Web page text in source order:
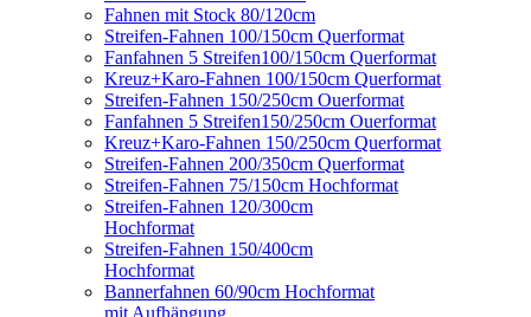
Fahnen mit Stock 80/120cm
Streifen-Fahnen 100/150cm Querformat
Fanfahnen 5 Streifen100/150cm Querformat
Kreuz+Karo-Fahnen 100/150cm Querformat
Streifen-Fahnen 150/250cm Ouerformat
Fanfahnen 5 Streifen150/250cm Ouerformat
Kreuz+Karo-Fahnen 150/250cm Querformat
Streifen-Fahnen 200/350cm Querformat
Streifen-Fahnen 75/150cm Hochformat
Streifen-Fahnen 120/300cm
Hochformat
Streifen-Fahnen 150/400cm
Hochformat
Bannerfahnen 60/90cm Hochformat
mit Aufhängung